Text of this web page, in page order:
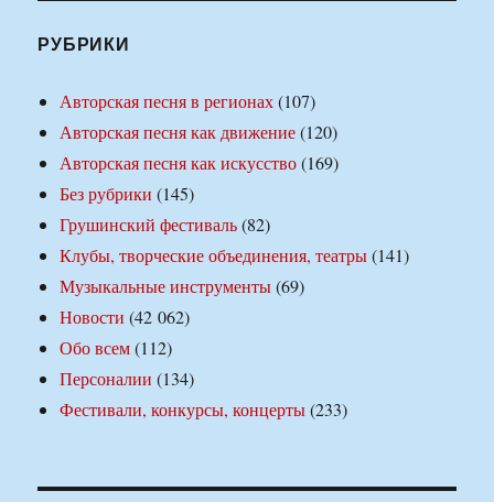
РУБРИКИ
Авторская песня в регионах(107)
Авторская песня как движение(120)
Авторская песня как искусство(169)
Без рубрики (145)
Грушинский фестиваль(82)
Клубы, творческие объединения, театры(141)
Музыкальные инструменты(69)
Новости (42 062)
Обо всем(112)
Персоналии (134)
Фестивали, конкурсы, концерты(233)